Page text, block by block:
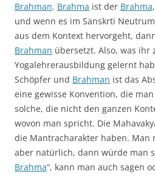
Brahman. Brahma ist der Brahma
und wenn es im Sanskrti
aus dem Kontext hervorgeht,
Brahman übersetzt. Also, was ihr
Yogalehrerausbildung gelernt
Schöpfer und Brahman ist das
eine gewisse Konvention, die
solche, die nicht den ganzen
wovon man spricht. Die
die Mantracharakter haben. Man
aber natürlich, dann würde man
Brahma“, kann man auch sagen